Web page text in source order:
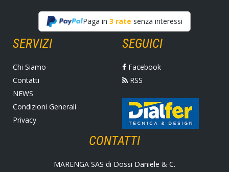
Paga in 3 rate senza interessi
SERVIZI
Chi Siamo
Contatti
NEWS
Condizioni Generali
Privacy
SEGUICI
Facebook
RSS
CONTATTI
MARENGA SAS di Dossi Daniele & C.